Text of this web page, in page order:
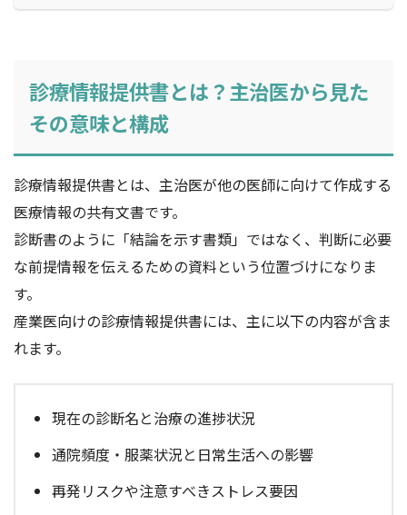
診療情報提供書とは？主治医から見た
その意味と構成
診療情報提供書とは、主治医が他の医師に向けて作成する
医療情報の共有文書です。
診断書のように「結論を示す書類」ではなく、判断に必要
な前提情報を伝えるための資料という位置づけになりま
す。
産業医向けの診療情報提供書には、主に以下の内容が含ま
れます。
現在の診断名と治療の進捗状況
通院頻度・服薬状況と日常生活への影響
再発リスクや注意すべきストレス要因